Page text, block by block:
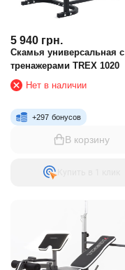
5 940 грн.
Скамья универсальная с
тренажерами TREX 1020
Нет в наличии
+297 бонусов
В корзину
Купить в 1 клик